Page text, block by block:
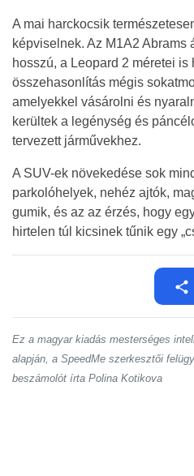
A mai harckocsik
képviselnek. Az M1A2 Abrams
hosszú, a Leopard 2 méretei is
összehasonlítás mégis
amelyekkel vásárolni és
kerültek a legénység és
tervezett járművekhez.
A SUV-ek növekedése sok
parkolóhelyek, nehéz ajtók,
gumik, és az az érzés, hogy
hirtelen túl kicsinek tűnik egy
Ez a magyar kiadás mesterséges
alapján, a SpeedMe szerkesztői
beszámolót írta Polina Kotikova